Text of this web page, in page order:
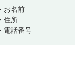
・お名前
・住所
・電話番号